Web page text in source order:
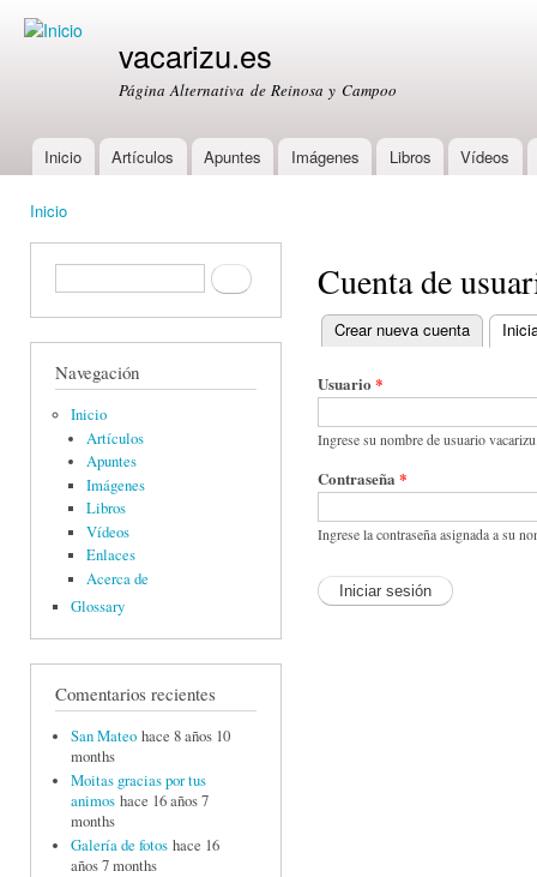
vacarizu.es
Página Alternativa de Reinosa y Campoo
Main menu
Inicio Artículos Apuntes Imágenes Libros Vídeos
Inicio
Formulario de búsquedaBuscar
Navegación
Inicio
Artículos
Apuntes
Imágenes
Libros
Vídeos
Enlaces
Acerca de
Glossary
Comentarios recientes
San Mateo hace 8 años 10
months
Moitas gracias por tus
animos hace 16 años 7
months
Galería de fotos hace 16
años 7 months
Cuenta de
Primary tabs
Crear nueva cuenta
Usuario *
Ingrese su nombre de usuario
Contraseña *
Ingrese la contraseña asignada a su